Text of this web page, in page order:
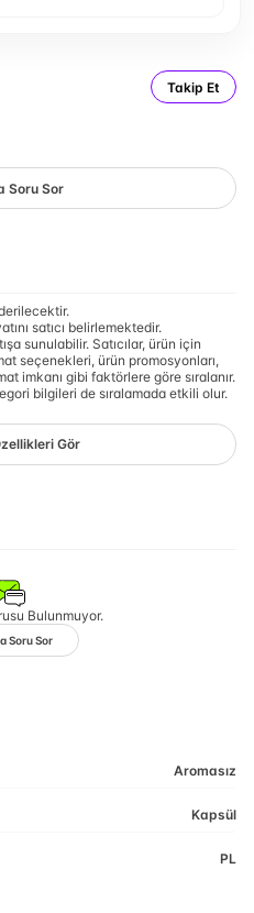
Takip Et
Soru Sor
satıcı belirlemektedir.
sunulabilir. Satıcılar, ürün için
seçenekleri, ürün promosyonları,
imkanı gibi faktörlere göre sıralanır.
bilgileri de sıralamada etkili olur.
Gör
Bulunmuyor.
Soru Sor
Aromasız
Kapsül
PL